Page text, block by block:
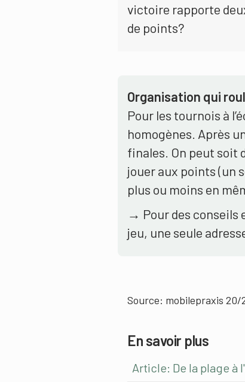
victoire rapporte
de points?
Organisation qui
Pour les tournois à
homogènes. Après
finales. On peut soit
jouer aux points (un
plus ou moins en
→ Pour des conseils
jeu, une seule
Source: mobilepraxis 20/
En savoir plus
Article: De la plage à